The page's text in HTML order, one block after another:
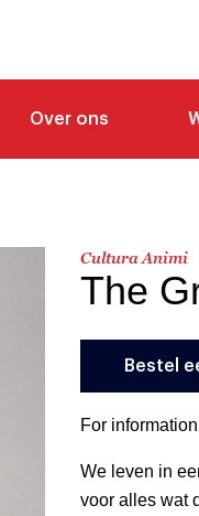
Over ons
Cultura Animi
The
For
We leven in
voor alles wat